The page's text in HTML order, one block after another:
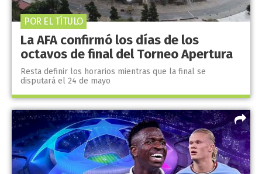
La AFA confirmó los días de los
octavos de final del Torneo Apertura
Resta definir los horarios mientras que la final se
disputará el 24 de mayo
POR EL TÍTULO